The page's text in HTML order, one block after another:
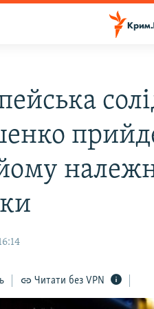
Читати без VPN